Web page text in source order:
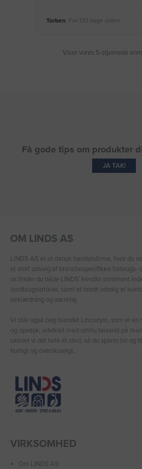
Torben , For 170 dage siden
Viser vores 5-stjernede
Få gode tips om produkter
JA TAK!
OM LINDS AS
LINDS AS er et dansk handelsfirma, hvor du
et stort udvalg af branchespecifikke forbrugs-
os finder du både LINDS′ kendte sortiment
landbrugsartikler, samt et bredt udvalg af
beklædning og værktøj.
Vi står også bag brandet Lincozym, som er
og opvask, udviklet med omhu baseret på
samler vi det hele ét sted, så du sparer tid og
hurtigt og overskueligt.
VIRKSOMHED
Om LINDS AS